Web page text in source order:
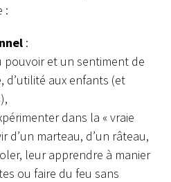
:
:
pouvoir et un sentiment de
d’utilité aux enfants (et
dans la « vraie
d’un marteau, d’un râteau,
leur apprendre à manier
ou faire du feu sans